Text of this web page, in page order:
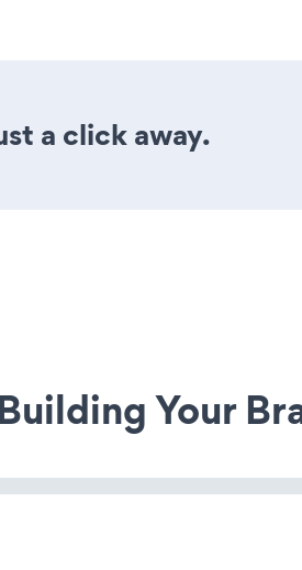
a click away.
Your